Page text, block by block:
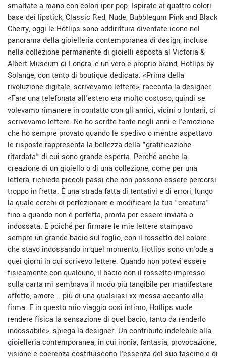
smaltate a mano con colori iper pop. Ispirate ai quattro colori
base dei lipstick, Classic Red, Nude, Bubblegum Pink and Black
Cherry, oggi le Hotlips sono addirittura diventate icone nel
panorama della gioielleria contemporanea di design, incluse
nella collezione permanente di gioielli esposta al Victoria &
Albert Museum di Londra, e un vero e proprio brand, Hotlips by
Solange, con tanto di boutique dedicata. «Prima della
rivoluzione digitale, scrivevamo lettere», racconta la designer.
«Fare una telefonata all'estero era molto costoso, quindi se
volevamo rimanere in contatto con gli amici, vicini o lontani, ci
scrivevamo lettere. Ne ho scritte tante negli anni e l'emozione
che ho sempre provato quando le spedivo o mentre aspettavo
le risposte rappresenta la bellezza della "gratificazione
ritardata" di cui sono grande esperta. Perché anche la
creazione di un gioiello o di una collezione, come per una
lettera, richiede piccoli passi che non possono essere percorsi
troppo in fretta. È una strada fatta di tentativi e di errori, lungo
la quale cerchi di perfezionare e modificare la tua "creatura"
fino a quando non è perfetta, pronta per essere inviata o
indossata. E poiché per firmare le mie lettere stampavo
sempre un grande bacio sul foglio, con il rossetto del colore
che stavo indossando in quel momento, Hotlips sono un'ode a
quei giorni in cui scrivevo lettere. Quando non potevi essere
fisicamente con qualcuno, il bacio con il rossetto impresso
sulla carta mi sembrava il modo più tangibile per manifestare
affetto, amore... più di una qualsiasi xx messa accanto alla
firma. E in questo mio viaggio così intimo, Hotlips vuole
rendere fisica la sensazione di quel bacio, tanto da renderlo
indossabile», spiega la designer. Un contributo indelebile alla
gioielleria contemporanea, in cui ironia, fantasia, provocazione,
visione e coerenza costituiscono l'essenza del suo fascino e di